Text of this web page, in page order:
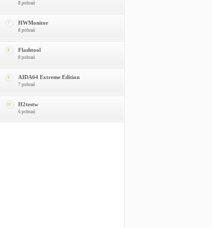
8 pobrań
7 HWMonitor
8 pobrań
8 Flashtool
8 pobrań
9 AIDA64 Extreme Edition
7 pobrań
10 H2testw
6 pobrań